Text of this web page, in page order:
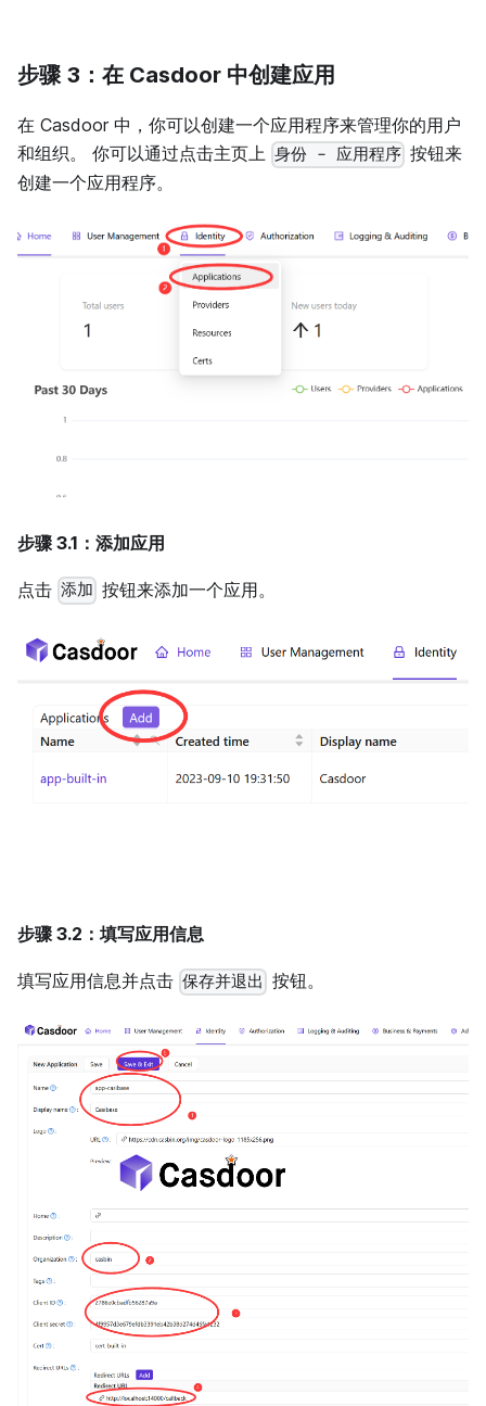
步骤 3：在 Casdoor 中创建应用
在 Casdoor 中，你可以创建一个应用程序来管理你的用户
和组织。 你可以通过点击主页上 身份 - 应用程序 按钮来
创建一个应用程序。
步骤 3.1：添加应用
点击 添加 按钮来添加一个应用。
步骤 3.2：填写应用信息
填写应用信息并点击 保存并退出 按钮。